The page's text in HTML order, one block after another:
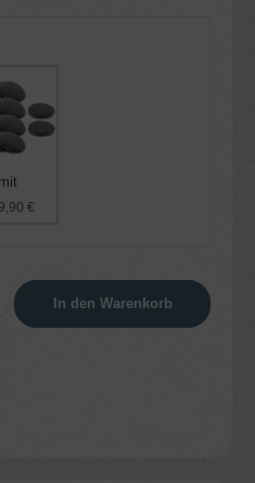
mit
€
Wert ein oder benutze die Schaltflächen um
In den Warenkorb